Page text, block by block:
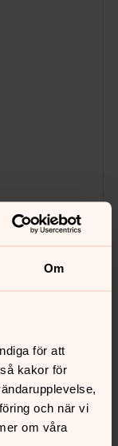
Om
för att
kakor för
och när vi
om våra